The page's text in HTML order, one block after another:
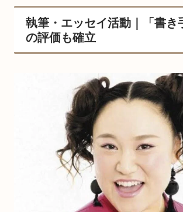
執筆・エッセイ活動｜「書き
の評価も確立